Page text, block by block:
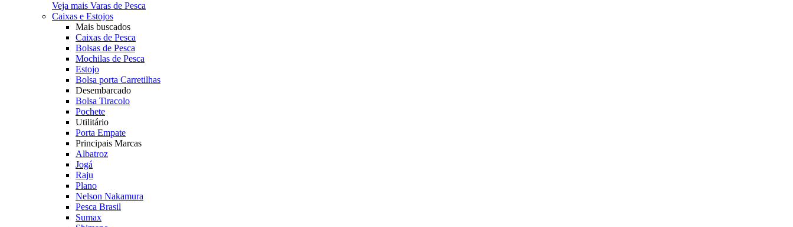
Veja mais Varas de Pesca
Caixas e Estojos
Mais buscados
Caixas de Pesca
Bolsas de Pesca
Mochilas de Pesca
Estojo
Bolsa porta Carretilhas
Desembarcado
Bolsa Tiracolo
Pochete
Utilitário
Porta Empate
Principais Marcas
Albatroz
Jogá
Raju
Plano
Nelson Nakamura
Pesca Brasil
Sumax